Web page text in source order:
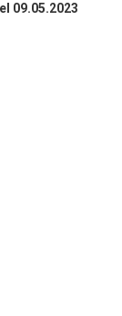
09.05.2023